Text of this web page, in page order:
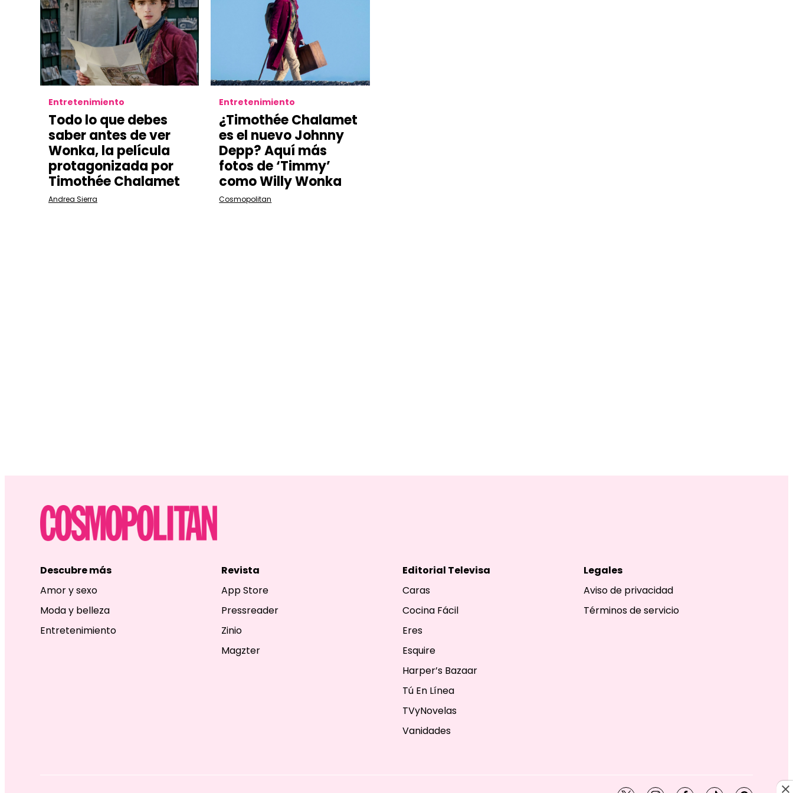
Entretenimiento
Todo lo que debes
saber antes de ver
Wonka, la película
protagonizada por
Timothée Chalamet
Andrea Sierra
Entretenimiento
¿Timothée Chalamet
es el nuevo Johnny
Depp? Aquí más
fotos de ‘Timmy’
como Willy Wonka
Cosmopolitan
Descubre más
Amor y sexo
Moda y belleza
Entretenimiento
Revista
App Store
Pressreader
Zinio
Magzter
Editorial Televisa
Caras
Cocina Fácil
Eres
Esquire
Harper’s Bazaar
Tú En Línea
TVyNovelas
Vanidades
Legales
Aviso de privacidad
Términos de servicio